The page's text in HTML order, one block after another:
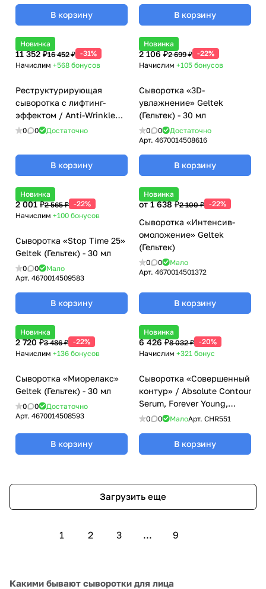
В корзину В корзину
Новинка
11 352 ₽16 452 ₽ -31%
Начислим +568 бонусов
Реструктурирующая
сыворотка с лифтинг-
эффектом / Anti-Wrinkle
Booster, Ampoules, Janssen
косметика), 25 х 2 мл
0 0 Достаточно
В корзину
Новинка
2 106 ₽2 699 ₽ -22%
Начислим +105 бонусов
Сыворотка «3D-
увлажнение» Geltek
(Гельтек) - 30 мл
0 0
Достаточно
Арт. 4670014508616
В корзину
Новинка
2 001 ₽2 565 ₽ -22%
Начислим +100 бонусов
Сыворотка «Stop Time 25»
Geltek (Гельтек) - 30 мл
0 0
Мало
Арт. 4670014509583
В корзину
Новинка
от 1 638 ₽2 100 ₽ -22%
Сыворотка «Интенсив-
омоложение» Geltek
(Гельтек)
0 0
Мало
Арт. 4670014501372
В корзину
Новинка
2 720 ₽3 486 ₽ -22%
Начислим +136 бонусов
Сыворотка «Миорелакс»
Geltek (Гельтек) - 30 мл
0 0
Достаточно
Арт. 4670014508593
В корзину
Новинка
6 426 ₽8 032 ₽ -20%
Начислим +321 бонус
Сыворотка «Совершенный
контур» / Absolute Contour
Serum, Forever Young,
Christina (Кристина) - 30
0 0 МалоАрт. CHR551
В корзину
Загрузить еще
1 2 3 ... 9
Какими бывают сыворотки для лица